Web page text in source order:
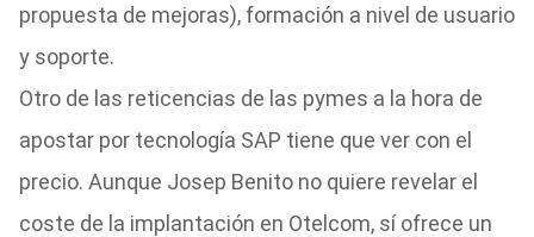
propuesta de mejoras), formación a nivel de usuario
y soporte.
Otro de las reticencias de las pymes a la hora de
apostar por tecnología SAP tiene que ver con el
precio. Aunque Josep Benito no quiere revelar el
coste de la implantación en Otelcom, sí ofrece un